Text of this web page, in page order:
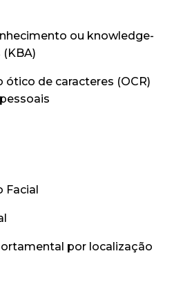
ou knowledge-
ótico de caracteres (OCR)
Facial
por localização